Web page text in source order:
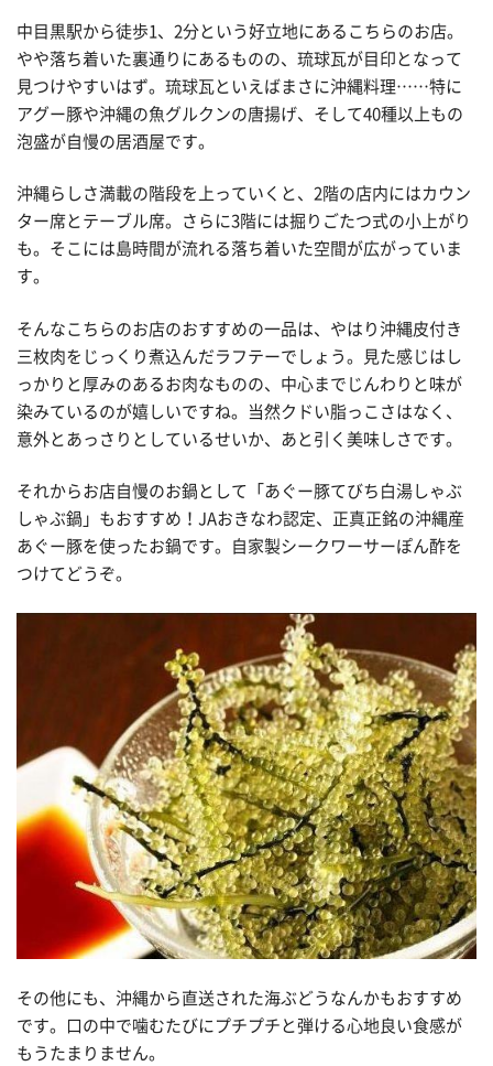
中目黒駅から徒歩1、2分という好立地にあるこちらのお店。
やや落ち着いた裏通りにあるものの、琉球瓦が目印となって
見つけやすいはず。琉球瓦といえばまさに沖縄料理……特に
アグー豚や沖縄の魚グルクンの唐揚げ、そして40種以上もの
泡盛が自慢の居酒屋です。
沖縄らしさ満載の階段を上っていくと、2階の店内にはカウン
ター席とテーブル席。さらに3階には掘りごたつ式の小上がり
も。そこには島時間が流れる落ち着いた空間が広がっていま
す。
そんなこちらのお店のおすすめの一品は、やはり沖縄皮付き
三枚肉をじっくり煮込んだラフテーでしょう。見た感じはし
っかりと厚みのあるお肉なものの、中心までじんわりと味が
染みているのが嬉しいですね。当然クドい脂っこさはなく、
意外とあっさりとしているせいか、あと引く美味しさです。
それからお店自慢のお鍋として「あぐー豚てびち白湯しゃぶ
しゃぶ鍋」もおすすめ！JAおきなわ認定、正真正銘の沖縄産
あぐー豚を使ったお鍋です。自家製シークワーサーぽん酢を
つけてどうぞ。
その他にも、沖縄から直送された海ぶどうなんかもおすすめ
です。口の中で噛むたびにプチプチと弾ける心地良い食感が
もうたまりません。